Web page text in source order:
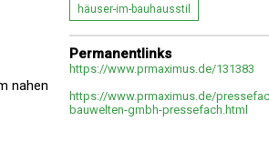
nahen
häuser-im-bauhausstil
Permanentlinks
https://www.prmaximus.de/131383
https://www.prmaximus.de/
bauwelten-gmbh-pressefach.html